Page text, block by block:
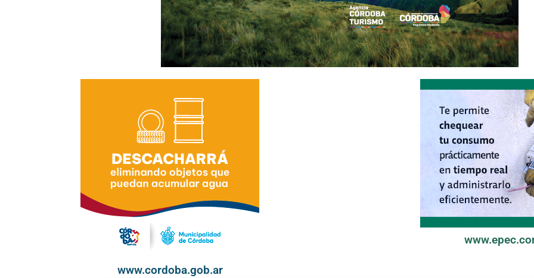
www.cordoba.gob.ar